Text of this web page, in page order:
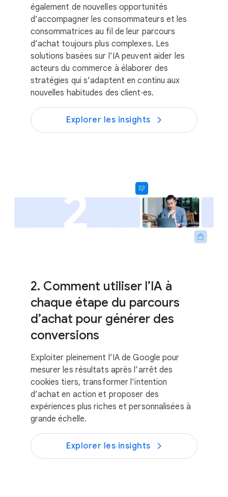
également de nouvelles opportunités
d’accompagner les consommateurs et les
consommatrices au fil de leur parcours
d’achat toujours plus complexes. Les
solutions basées sur l’IA peuvent aider les
acteurs du commerce à élaborer des
stratégies qui s’adaptent en continu aux
nouvelles habitudes des client·es.
Explorer les insights
2. Comment utiliser l’IA à
chaque étape du parcours
d’achat pour générer des
conversions
Exploiter pleinement l’IA de Google pour
mesurer les résultats après l’arrêt des
cookies tiers, transformer l’intention
d’achat en action et proposer des
expériences plus riches et personnalisées à
grande échelle.
Explorer les insights